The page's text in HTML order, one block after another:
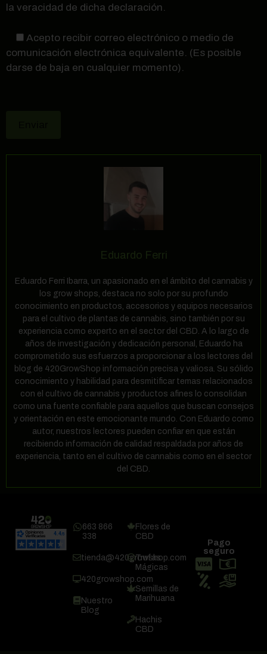
la veracidad de dicha declaración.
Acepto recibir correo electrónico o medio de
comunicación electrónica equivalente. (Es posible
darse de baja en cualquier momento).
Eduardo Ferri
Eduardo Ferri Ibarra, un apasionado en el ámbito del cannabis y
los grow shops, destaca no solo por su profundo
conocimiento en productos, accesorios y equipos necesarios
para el cultivo de plantas de cannabis, sino también por su
experiencia como experto en el sector del CBD. A lo largo de
años de investigación y dedicación personal, Eduardo ha
comprometido sus esfuerzos a proporcionar a los lectores del
blog de 420GrowShop información precisa y valiosa. Su sólido
conocimiento y habilidad para desmitificar temas relacionados
con el cultivo de cannabis y productos afines lo consolidan
como una fuente confiable para aquellos que buscan consejos
y orientación en este emocionante mundo. Con Eduardo como
autor, nuestros lectores pueden confiar en que están
recibiendo información de calidad respaldada por años de
experiencia, tanto en el cultivo de cannabis como en el sector
del CBD.
663 866
338
tienda@420growshop.com
420growshop.com
Nuestro
Blog
Flores de
CBD
Trufas
Mágicas
Semillas de
Marihuana
Hachis
CBD
Pago
seguro